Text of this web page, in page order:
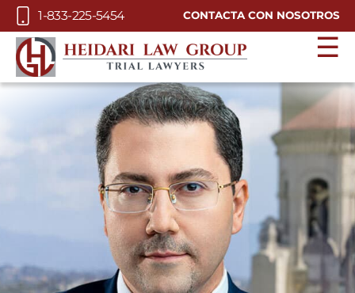
Skip to Main Content
1-833-225-5454 CONTACTA CON NOSOTROS
☰